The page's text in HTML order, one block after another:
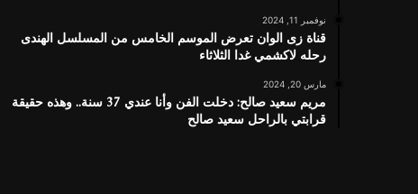
نوفمبر 11, 2024
قناة زى الوان تعرض الموسم الخامس من المسلسل الهندى
رحله لاكشمي غدا الثلاثاء
مارس 20, 2024
مريم سعيد صالح: دخلت الفن وأنا عندي 37 سنة.. وهذه حقيقة
قرابتي بالراحل سعيد صالح